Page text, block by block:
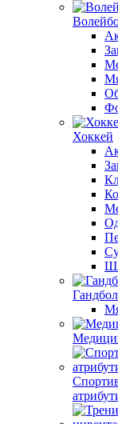
Хоккей
Гандбол